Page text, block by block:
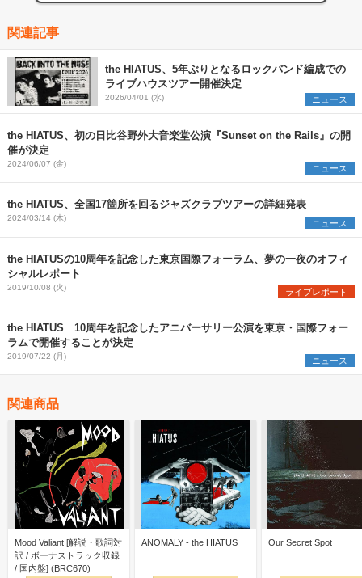
関連記事
the HIATUS、5年ぶりとなるロックバンド編成での
ライブハウスツアー開催決定
2026/04/01 (水) ニュース
the HIATUS、初の日比谷野外大音楽堂公演『Sunset on the Rails』の開
催が決定
2024/06/07 (金) ニュース
the HIATUS、全国17箇所を回るジャズクラブツアーの詳細発表
2024/03/14 (木) ニュース
the HIATUSの10周年を記念した東京国際フォーラム、夢の一夜のオフィ
シャルレポート
2019/10/08 (火) ライブレポート
the HIATUS 10周年を記念したアニバーサリー公演を東京・国際フォー
ラムで開催することが決定
2019/07/22 (月) ニュース
関連商品
Mood Valiant [解説・歌詞対
訳 / ボーナストラック収録
/ 国内盤] (BRC670)
ANOMALY - the HIATUS Our Secret Spot